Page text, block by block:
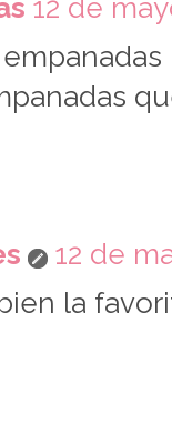
12 de
12 de
la